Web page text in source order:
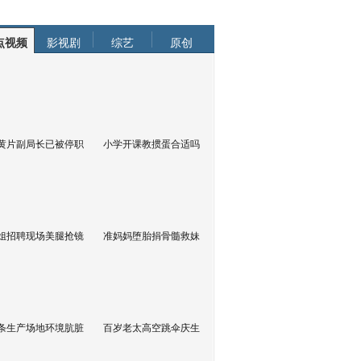
视频 影视剧 综艺 原创
片副局长已被停职 小学开课教掼蛋合适吗
招聘现场美腿抢镜 准妈妈堕胎捐骨髓救妹
生产场地环境肮脏 百岁老太高空跳伞庆生